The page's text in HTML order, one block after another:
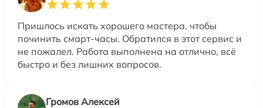
Пришлось искать хорошего мастера, чтобы
починить смарт-часы. Обратился в этот сервис и
не пожалел. Работа выполнена на отлично, всё
быстро и без лишних вопросов.
Громов Алексей